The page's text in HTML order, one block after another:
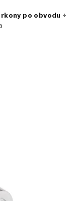
po obvodu +